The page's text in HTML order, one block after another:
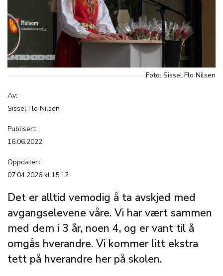
Foto: Sissel Flo Nilsen
Av:
Sissel Flo Nilsen
Publisert:
16.06.2022
Oppdatert:
07.04.2026 kl.15:12
Det er alltid vemodig å ta avskjed med
avgangselevene våre. Vi har vært sammen
med dem i 3 år, noen 4, og er vant til å
omgås hverandre. Vi kommer litt ekstra
tett på hverandre her på skolen.